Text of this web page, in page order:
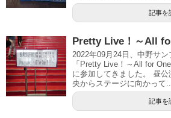
記事を
Pretty Live！～All
2022年09月24日、中野サ
「Pretty Live！～All for
に参加してきました。 昼
央からステージに向かって
記事を